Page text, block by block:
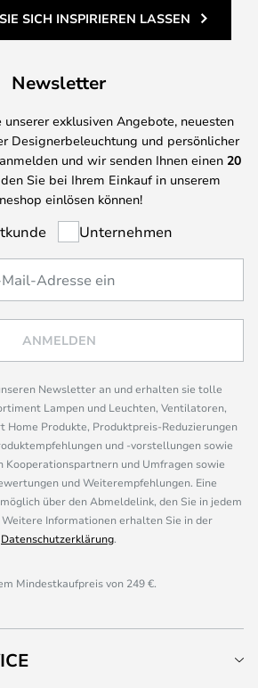
SICH INSPIRIEREN LASSEN
Newsletter
unserer exklusiven Angebote, neuesten
Designerbeleuchtung und persönlicher
und wir senden Ihnen einen 20
Sie bei Ihrem Einkauf in unserem
einlösen können!
Unternehmen
ANMELDEN
Newsletter an und erhalten sie tolle
Lampen und Leuchten, Ventilatoren,
Home Produkte, Produktpreis-Reduzierungen
und -vorstellungen sowie
Kooperationspartnern und Umfragen sowie
und Weiterempfehlungen. Eine
über den Abmeldelink, den Sie in jedem
Informationen erhalten Sie in der
Datenschutzerklärung.
Mindestkaufpreis von 249 €.